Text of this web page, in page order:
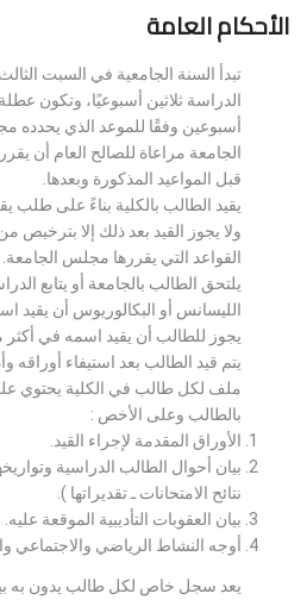
الأحكام العامة
تبدأ السنة الجامعية في السبت
الدراسة ثلاثين أسبوعيًا، وتكون
أسبوعين وفقًا للموعد الذي يحدده
الجامعة مراعاة للصالح العام أن يقرر
قبل المواعيد المذكورة وبعدها.
يقيد الطالب بالكلية بناءً على طلب
ولا يجوز القيد بعد ذلك إلا
القواعد التي يقررها مجلس الجامعة.
يلتحق الطالب بالجامعة أو يتابع
الليسانس أو البكالوريوس أن يقيد
يجوز للطالب أن يقيد اسمه في
يتم قيد الطالب بعد استيفاء أوراقه
ملف لكل طالب في الكلية يحتوي
بالطالب وعلى الأخص :
الأوراق المقدمة لإجراء القيد.
بيان أحوال الطالب الدراسية
نتائح الامتحانات ـ تقديراتها ).
بيان العقوبات التأديبية الموقعة عليه.
أوجه النشاط الرياضي والاجتماعي
يعد سجل خاص لكل طالب يدون به